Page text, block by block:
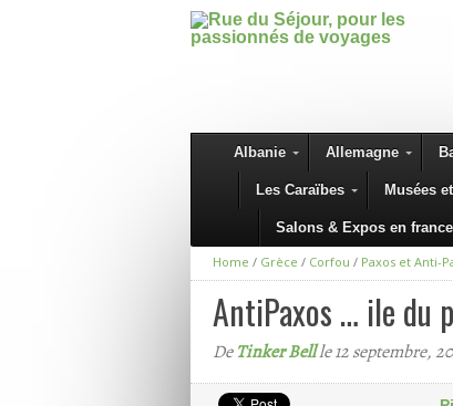
Albanie Allemagne
Les Caraïbes Musées
Salons & Expos en france
Home / Grèce / Corfou / Paxos et Anti-
AntiPaxos … ile du
DeTinker Bellle 12 septembre,